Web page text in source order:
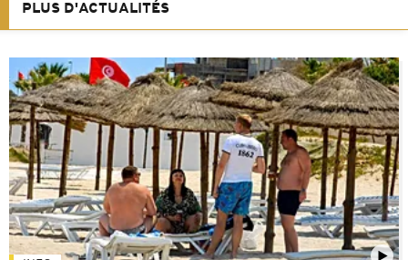
PLUS D'ACTUALITÉS